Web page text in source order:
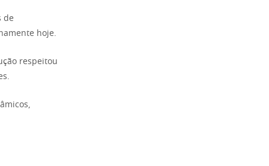
de
hoje.
respeitou